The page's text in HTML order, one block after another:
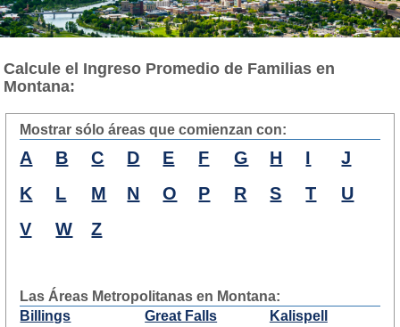
Calcule el Ingreso Promedio de Familias en
Montana:
Mostrar sólo áreas que comienzan con:
A B C D E F G H I
J
K
L M N O P R S T
U
V
W Z
Las Áreas Metropolitanas en Montana:
Billings
Great Falls
Kalispell